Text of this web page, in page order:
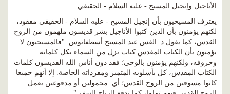
الأناجيل وإنجيل المسيح - عليه السلام - الحقيقي:
يعترف المسيحيون بأن إنجيل المسيح - عليه السلام - الحقيقي مفقود،
لكنهم يؤمنون بأن الذين كتبوا الأناجيل بشر قديسون ملهمون من الروح
القدس، كما يقول د. القس عبد المسيح أسطفانوس: "فالمسيحيون لا
يؤمنون بأن الكتاب المقدس كتاب نزل من السماء بكل كلماته
وحروفه، ولكنهم يؤمنون بالوحي؛ فقد دون أناس الله القديسون كلمات
الكتاب المقدس، كل بأسلوبه المتميز ومفرداته الخاصة. إلا أنهم جميعا
كانوا مسوقين من الروح القدس؛ أي: محمولين أو مدفوعين بعمل